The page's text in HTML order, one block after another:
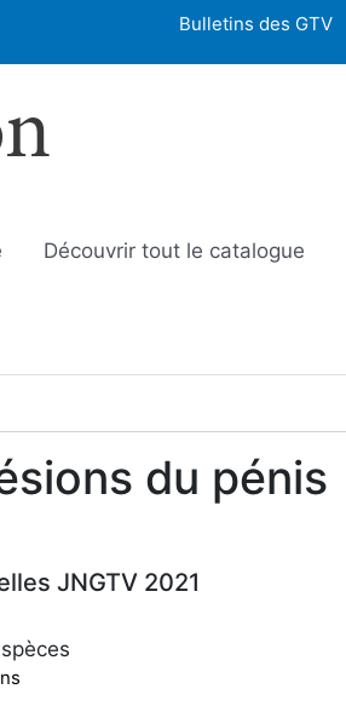
Bulletins des GTV
Découvrir tout le catalogue
du pénis
JNGTV 2021